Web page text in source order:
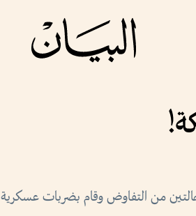
من التفاوض وقام بضربات عسكرية